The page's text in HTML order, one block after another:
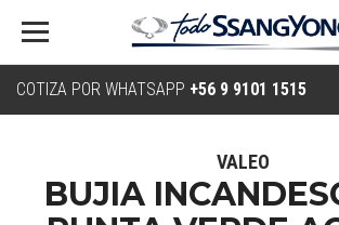
COTIZA POR WHATSAPP +56 9 9101 1515
VALEO
BUJIA